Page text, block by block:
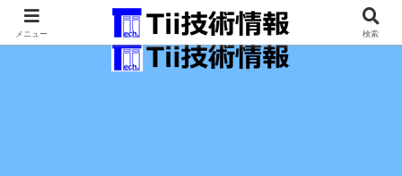
最新の科学技術の情報インフラ。
メニュー 検索